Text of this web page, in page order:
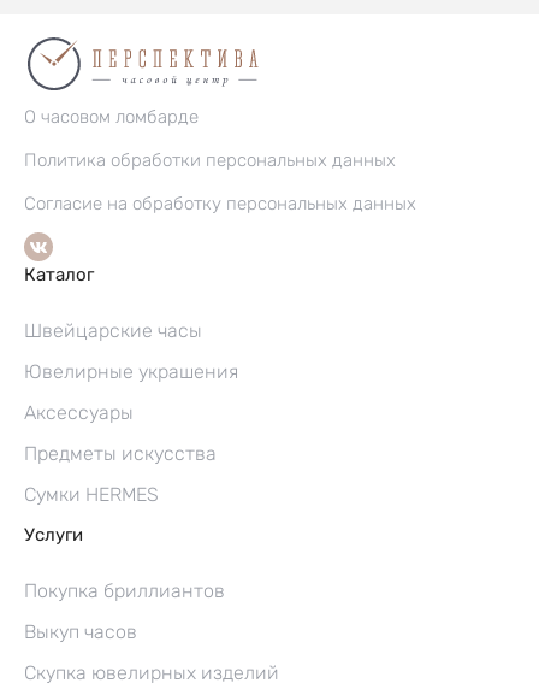
О часовом ломбарде
Политика обработки персональных данных
Согласие на обработку персональных данных
Каталог
Швейцарские часы
Ювелирные украшения
Аксессуары
Предметы искусства
Сумки HERMES
Услуги
Покупка бриллиантов
Выкуп часов
Скупка ювелирных изделий